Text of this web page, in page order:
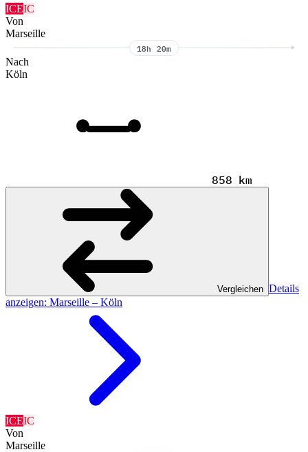
ICEIC
Von
Marseille
18h 20m
Nach
Köln
858 km
Vergleichen Details
anzeigen: Marseille – Köln
ICEIC
Von
Marseille